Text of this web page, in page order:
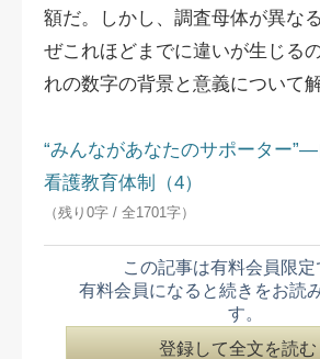
額だ。しかし、調査母体が異な
ぜこれほどまでに違いが生じる
れの数字の背景と意義について解
“みんながあなたのサポーター
看護教育体制（4）
（残り0字 / 全1701字）
この記事は有料会員限定
有料会員になると続きをお読
す。
登録して全文を読む